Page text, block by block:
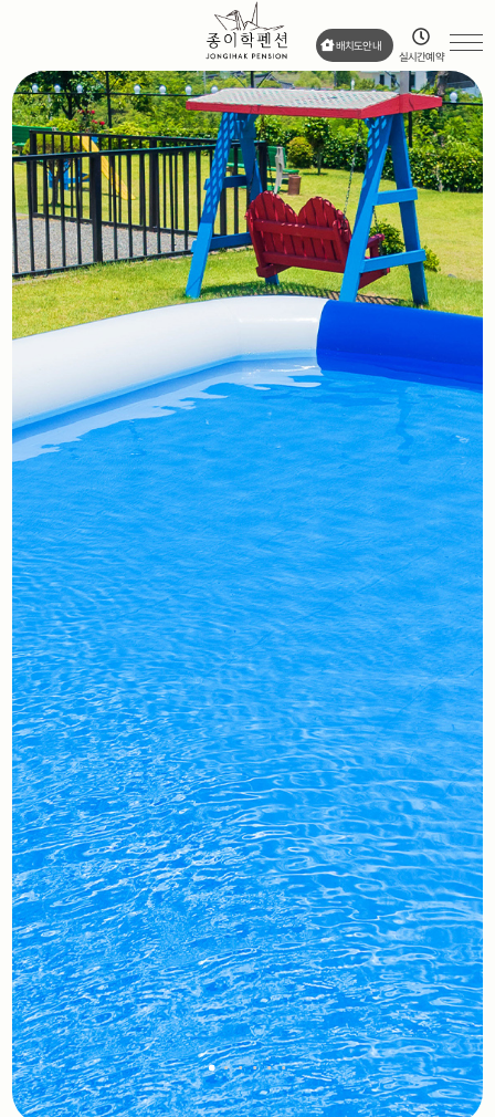
펜션소개 오시는길
외부전경
청종이학 101 스머프 101 이태리 102 이태리 103
홍종이학 101
홍종이학 202
고목101 고목102 버섯101 버섯102
수영장 애견운동장&놀이터 애견샤워장 반려견동반 불멍 바베큐 갯벌체험 바다낚시
여행지
예약안내 실시간예약
배치도안내
실시간예약